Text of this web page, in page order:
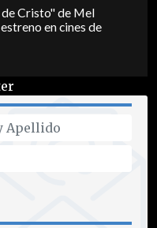
Cristo" de Mel
en cines de